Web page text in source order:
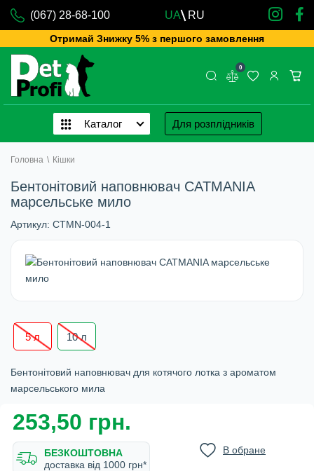
(067) 28-68-100 UA RU
Отримай Знижку 5% з першого замовлення
0
Каталог Для розплідників
Головна \ Кішки
Бентонітовий наповнювач CATMANIA
марсельське мило
Артикул: CTMN-004-1
5 л 10 л
Бентонітовий наповнювач для котячого лотка з ароматом
марсельського мила
253,50 грн.
БЕЗКОШТОВНА
доставка вiд 1000 грн*
В обране